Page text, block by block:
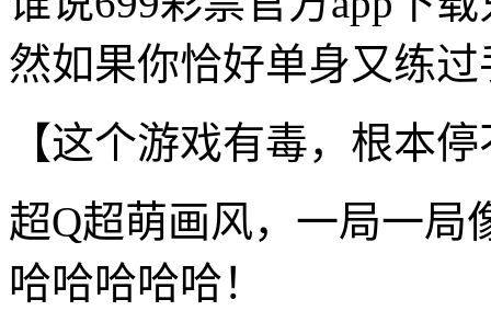
然如果你恰好单身又练
【这个游戏有毒，根本
超Q超萌画风，一局一局
哈哈哈哈哈！